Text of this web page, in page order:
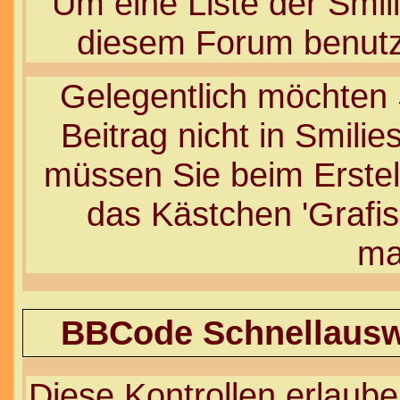
diesem Forum
Gelegentlich
Beitrag nicht in
müssen Sie beim
das Kästchen
BBCode